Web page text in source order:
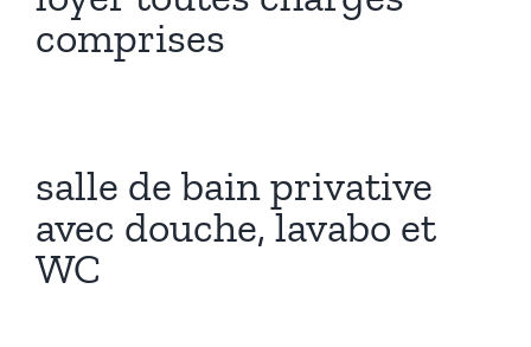
comprises
salle de bain privative
avec douche, lavabo et
WC